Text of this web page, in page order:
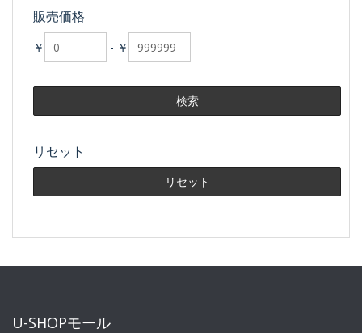
販売価格
￥ - ￥
リセット
U-SHOPモール